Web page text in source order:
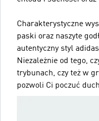
Charakterystyczne
paski oraz naszyte
autentyczny styl
Niezależnie od tego,
trybunach, czy też w
pozwoli Ci poczuć